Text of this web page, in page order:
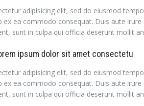
adipisicing elit, sed do eiusmod
ex ea commodo consequat. Duis aute
sunt in culpa qui officia deserunt mollit
ipsum dolor sit amet consectetu
adipisicing elit, sed do eiusmod
ex ea commodo consequat. Duis aute
sunt in culpa qui officia deserunt mollit